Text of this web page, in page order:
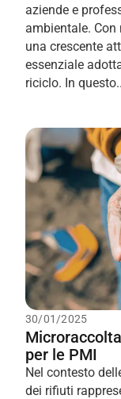
aziende e
ambientale.
una crescente
essenziale
riciclo. In
30/01/2025
per le PMI
Nel contesto
dei rifiuti